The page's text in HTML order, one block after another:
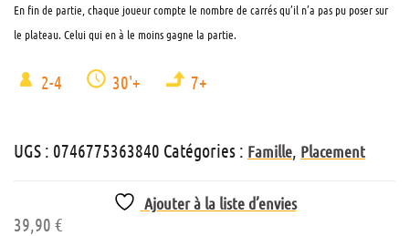
En fin de partie, chaque joueur compte le nombre de carrés qu’il n’a pas pu poser sur
le plateau. Celui qui en à le moins gagne la partie.
2-4 30'+ 7+
UGS : 0746775363840 Catégories : Famille, Placement
Ajouter à la liste d’envies
39,90 €